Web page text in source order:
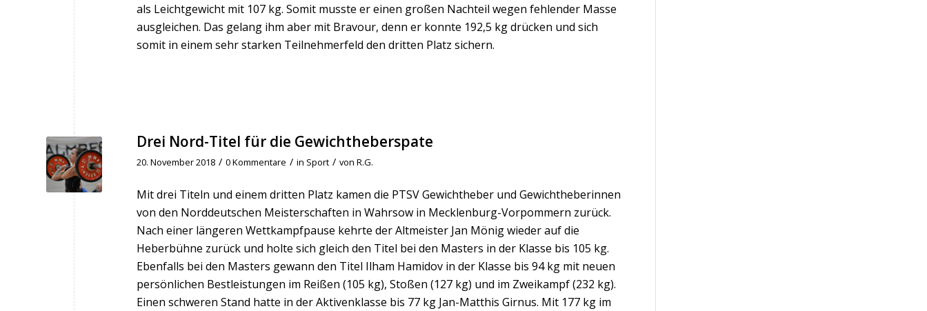
als Leichtgewicht mit 107 kg. Somit musste er einen großen Nachteil wegen fehlender Masse
ausgleichen. Das gelang ihm aber mit Bravour, denn er konnte 192,5 kg drücken und sich
somit in einem sehr starken Teilnehmerfeld den dritten Platz sichern.
Drei Nord-Titel für die Gewichtheberspate
20. November 2018 / 0 Kommentare / in Sport / von R.G.
Mit drei Titeln und einem dritten Platz kamen die PTSV Gewichtheber und Gewichtheberinnen
von den Norddeutschen Meisterschaften in Wahrsow in Mecklenburg-Vorpommern zurück.
Nach einer längeren Wettkampfpause kehrte der Altmeister Jan Mönig wieder auf die
Heberbühne zurück und holte sich gleich den Titel bei den Masters in der Klasse bis 105 kg.
Ebenfalls bei den Masters gewann den Titel Ilham Hamidov in der Klasse bis 94 kg mit neuen
persönlichen Bestleistungen im Reißen (105 kg), Stoßen (127 kg) und im Zweikampf (232 kg).
Einen schweren Stand hatte in der Aktivenklasse bis 77 kg Jan-Matthis Girnus. Mit 177 kg im